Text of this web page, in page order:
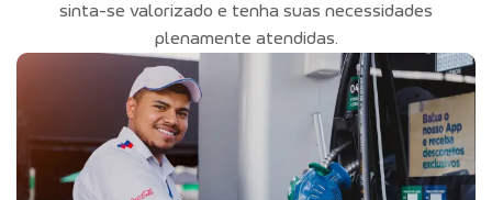
sinta-se valorizado e tenha suas necessidades
plenamente atendidas.